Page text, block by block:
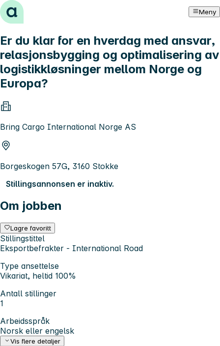
Hopp til innhold Meny
Er du klar for en hverdag med ansvar,
relasjonsbygging og optimalisering av
logistikkløsninger mellom Norge og
Europa?
Bring Cargo International Norge AS
Borgeskogen 57G, 3160 Stokke
Stillingsannonsen er inaktiv.
Om jobben
Lagre favoritt
Stillingstittel
Eksportbefrakter - International Road
Type ansettelse
Vikariat, heltid 100%
Antall stillinger
1
Arbeidsspråk
Norsk eller engelsk
Vis flere detaljer